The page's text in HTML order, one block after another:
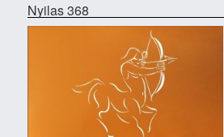
Nyilas 368